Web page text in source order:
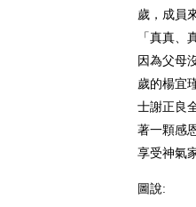
歲，成員
「真真、
因為父母
歲的楊宜
士謝正良
著一顆感
享受神氣
圖說: